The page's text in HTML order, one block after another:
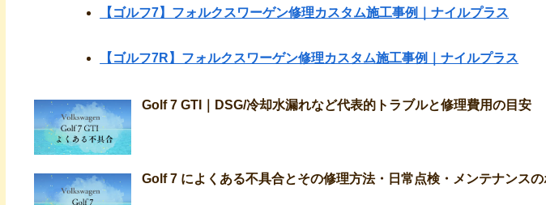
【ゴルフ7】フォルクスワーゲン修理カスタム施工事例｜ナイルプラス
【ゴルフ7R】フォルクスワーゲン修理カスタム施工事例｜ナイルプラス
Golf 7 GTI｜DSG/冷却水漏れなど代表的トラブルと修理費用の目安
Golf 7 によくある不具合とその修理方法・日常点検・メンテナンスの